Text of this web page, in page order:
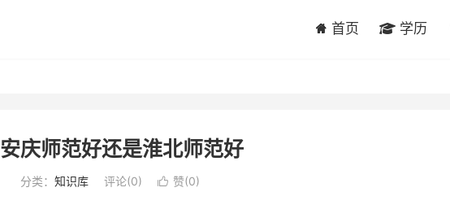
首页 学历
安庆师范好还是淮北师范好
分类： 知识库 评论(0)  赞(0)